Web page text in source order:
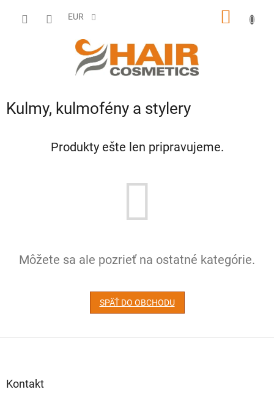
EUR
Kulmy, kulmofény a stylery
Produkty ešte len pripravujeme.
Môžete sa ale pozrieť na ostatné kategórie.
SPÄŤ DO OBCHODU
Kontakt